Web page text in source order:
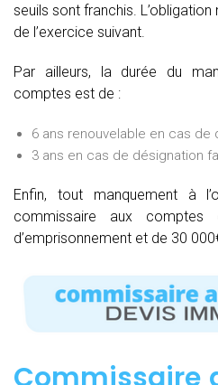
seuils sont franchis. L’obligation
de l’exercice suivant.
Par ailleurs, la durée du
comptes est de :
6 ans renouvelable en cas de
3 ans en cas de désignation
Enfin, tout manquement à
commissaire aux
d’emprisonnement et de 30